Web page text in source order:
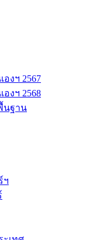
งฯ 2567
งฯ 2568
นฐาน
ฯ